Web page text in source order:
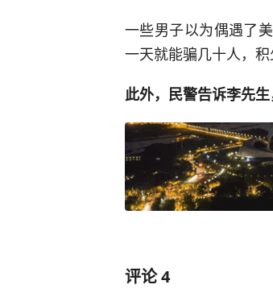
一些男子以为偶遇了
一天就能骗几十人，积
此外，民警告诉李先
评论4